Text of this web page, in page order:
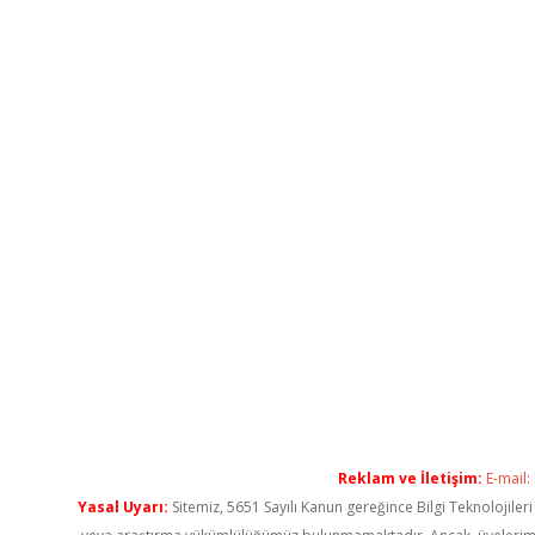
Reklam ve İletişim: E-mail:
Yasal Uyarı: Sitemiz, 5651 Sayılı Kanun gereğince Bilgi